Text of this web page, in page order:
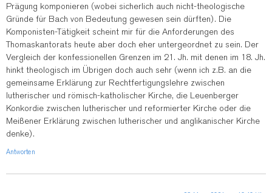
Prägung komponieren (wobei sicherlich auch nicht-theologische
Gründe für Bach von Bedeutung gewesen sein dürften). Die
Komponisten-Tätigkeit scheint mir für die Anforderungen des
Thomaskantorats heute aber doch eher untergeordnet zu sein. Der
Vergleich der konfessionellen Grenzen im 21. Jh. mit denen im 18. Jh.
hinkt theologisch im Übrigen doch auch sehr (wenn ich z.B. an die
gemeinsame Erklärung zur Rechtfertigungslehre zwischen
lutherischer und römisch-katholischer Kirche, die Leuenberger
Konkordie zwischen lutherischer und reformierter Kirche oder die
Meißener Erklärung zwischen lutherischer und anglikanischer Kirche
denke).
Antworten